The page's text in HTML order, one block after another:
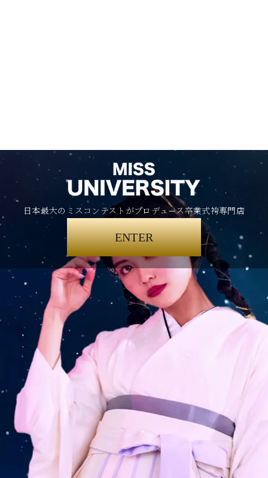
日本最大のミスコンテストがプロデュース卒業式袴専門店
ENTER